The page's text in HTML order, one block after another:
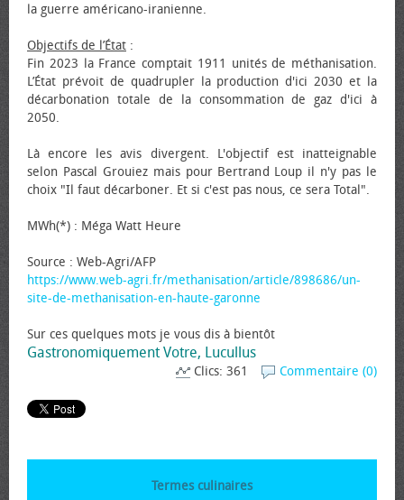
la guerre américano-iranienne.
Objectifs de l’État :
Fin 2023 la France comptait 1911 unités de méthanisation.
L’État prévoit de quadrupler la production d'ici 2030 et la
décarbonation totale de la consommation de gaz d'ici à
2050.
Là encore les avis divergent. L'objectif est inatteignable
selon Pascal Grouiez mais pour Bertrand Loup il n'y pas le
choix "Il faut décarboner. Et si c'est pas nous, ce sera Total".
MWh(*) : Méga Watt Heure
Source : Web-Agri/AFP
https://www.web-agri.fr/methanisation/article/898686/un-
site-de-methanisation-en-haute-garonne
Sur ces quelques mots je vous dis à bientôt
Gastronomiquement Votre, Lucullus
Commentaire (0)
Clics: 361
Termes culinaires